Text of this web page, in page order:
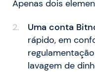
Apenas dois
Uma conta
rápido, em
lavagem de